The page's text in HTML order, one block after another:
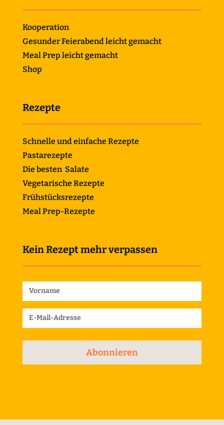
Kooperation
Gesunder Feierabend leicht gemacht
Meal Prep leicht gemacht
Shop
Rezepte
Schnelle und einfache Rezepte
Pastarezepte
Die besten Salate
Vegetarische Rezepte
Frühstücksrezepte
Meal Prep-Rezepte
Kein Rezept mehr verpassen
Abonnieren